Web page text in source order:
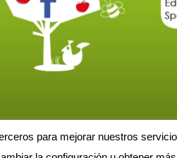
para mejorar nuestros
Aviso Legal Política de cookies